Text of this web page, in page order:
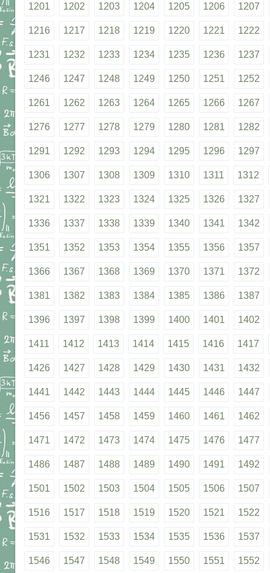
1201 1202 1203 1204 1205 1206 1207
1216 1217 1218 1219 1220 1221 1222
1231 1232 1233 1234 1235 1236 1237
1246 1247 1248 1249 1250 1251 1252
1261 1262 1263 1264 1265 1266 1267
1276 1277 1278 1279 1280 1281 1282
1291 1292 1293 1294 1295 1296 1297
1306 1307 1308 1309 1310 1311 1312
1321 1322 1323 1324 1325 1326 1327
1336 1337 1338 1339 1340 1341 1342
1351 1352 1353 1354 1355 1356 1357
1366 1367 1368 1369 1370 1371 1372
1381 1382 1383 1384 1385 1386 1387
1396 1397 1398 1399 1400 1401 1402
1411 1412 1413 1414 1415 1416 1417
1426 1427 1428 1429 1430 1431 1432
1441 1442 1443 1444 1445 1446 1447
1456 1457 1458 1459 1460 1461 1462
1471 1472 1473 1474 1475 1476 1477
1486 1487 1488 1489 1490 1491 1492
1501 1502 1503 1504 1505 1506 1507
1516 1517 1518 1519 1520 1521 1522
1531 1532 1533 1534 1535 1536 1537
1546 1547 1548 1549 1550 1551 1552